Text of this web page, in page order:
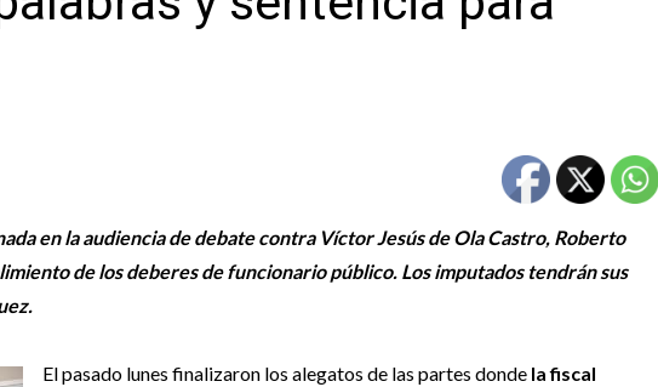
en la audiencia de debate contra Víctor Jesús de Ola Castro, Roberto
de los deberes de funcionario público. Los imputados tendrán sus
El pasado lunes finalizaron los alegatos de las partes donde la fiscal